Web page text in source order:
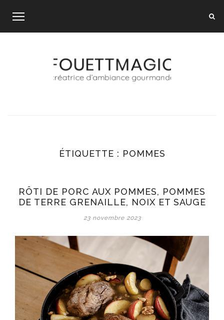
ÉTIQUETTE : POMMES
RÔTI DE PORC AUX POMMES, POMMES
DE TERRE GRENAILLE, NOIX ET SAUGE
23 novembre 2023